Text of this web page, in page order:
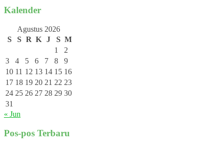
Kalender
Agustus 2026
S
S R K J S M
1
2
3
4 5 6 7 8
9
10 11 12 13 14 15 16
17 18 19 20 21 22 23
24 25 26 27 28 29 30
31
« Jun
Pos-pos Terbaru